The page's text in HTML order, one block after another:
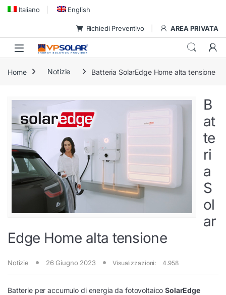
Skip to navigation
Skip to content
Italiano English
Richiedi Preventivo AREA PRIVATA
Home Notizie Batteria SolarEdge Home alta tensione
B
at
te
ri
a
S
ol
ar
Edge Home alta tensione
Notizie 26 Giugno 2023 Visualizzazioni: 4.958
Batterie per accumulo di energia da fotovoltaicoSolarEdge